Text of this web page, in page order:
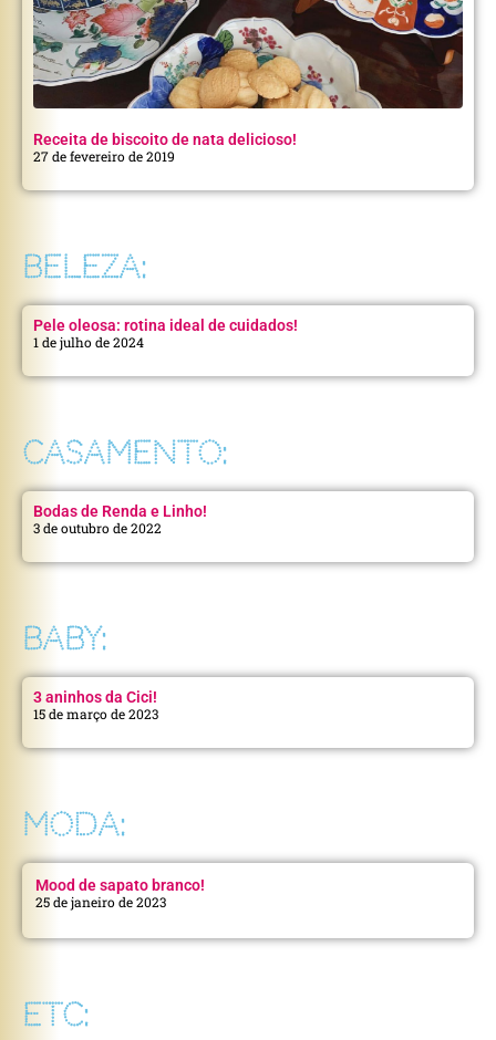
Receita de biscoito de nata delicioso!
27 de fevereiro de 2019
BELEZA:
Pele oleosa: rotina ideal de cuidados!
1 de julho de 2024
CASAMENTO:
Bodas de Renda e Linho!
3 de outubro de 2022
BABY:
3 aninhos da Cici!
15 de março de 2023
MODA:
Mood de sapato branco!
25 de janeiro de 2023
ETC: